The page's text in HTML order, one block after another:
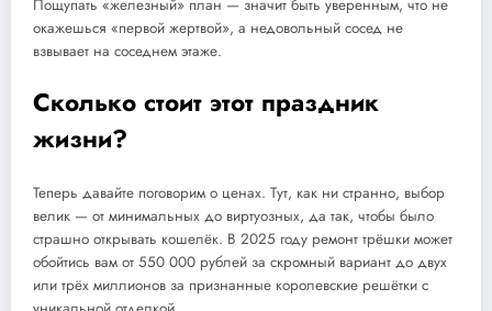
Пощупать «железный» план — значит быть уверенным, что не
окажешься «первой жертвой», а недовольный сосед не
взвывает на соседнем этаже.
Сколько стоит этот праздник
жизни?
Теперь давайте поговорим о ценах. Тут, как ни странно, выбор
велик — от минимальных до виртуозных, да так, чтобы было
страшно открывать кошелёк. В 2025 году ремонт трёшки может
обойтись вам от 550 000 рублей за скромный вариант до двух
или трёх миллионов за признанные королевские решётки с